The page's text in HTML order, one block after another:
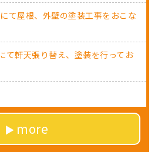
て屋根、外壁の塗装工事をおこな
て軒天張り替え、塗装を行ってお
more